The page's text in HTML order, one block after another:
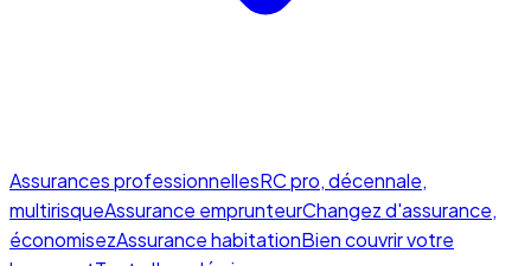
Assurances professionnellesRC pro, décennale,
multirisqueAssurance emprunteurChangez d'assurance,
économisezAssurance habitationBien couvrir votre